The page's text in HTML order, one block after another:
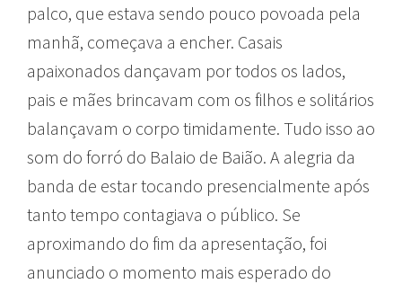
palco, que estava sendo pouco povoada pela
manhã, começava a encher. Casais
apaixonados dançavam por todos os lados,
pais e mães brincavam com os filhos e solitários
balançavam o corpo timidamente. Tudo isso ao
som do forró do Balaio de Baião. A alegria da
banda de estar tocando presencialmente após
tanto tempo contagiava o público. Se
aproximando do fim da apresentação, foi
anunciado o momento mais esperado do